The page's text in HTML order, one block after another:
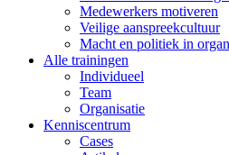
Medewerkers motiveren
Veilige aanspreekcultuur
Macht en politiek in
Alle trainingen
Individueel
Team
Organisatie
Kenniscentrum
Cases